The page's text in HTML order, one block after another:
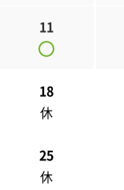
11
18
休
25
休